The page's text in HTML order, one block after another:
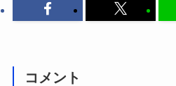
コメント